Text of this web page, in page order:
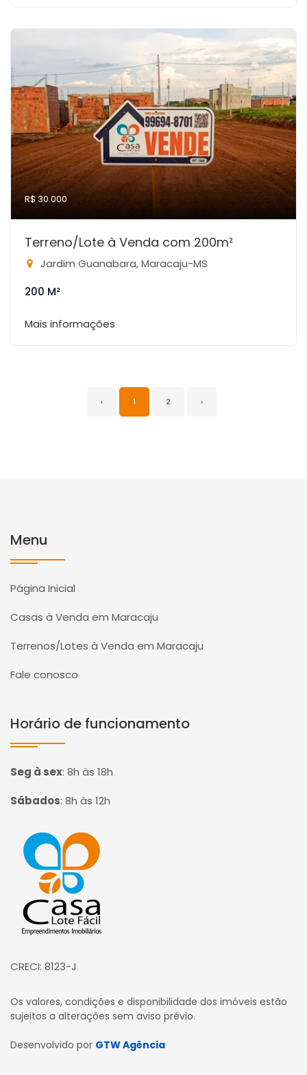
R$ 30.000
Terreno/Lote à Venda com 200m²
Jardim Guanabara, Maracaju-MS
200 M²
Mais informações
‹ 1 2 ›
Menu
Página Inicial
Casas à Venda em Maracaju
Terrenos/Lotes à Venda em Maracaju
Fale conosco
Horário de funcionamento
Seg à sex: 8h às 18h
Sábados: 8h às 12h
Página inicial
CRECI: 8123-J
Os valores, condições e disponibilidade dos imóveis estão
sujeitos a alterações sem aviso prévio.
Desenvolvido por GTW Agência